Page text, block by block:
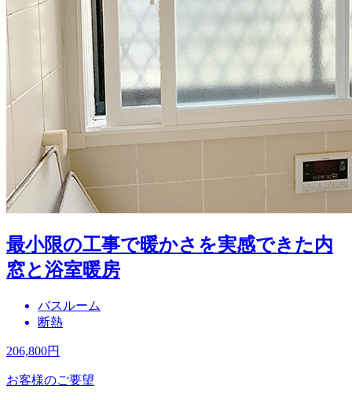
最小限の工事で暖かさを実感できた内
窓と浴室暖房
バスルーム
断熱
206,800円
お客様のご要望